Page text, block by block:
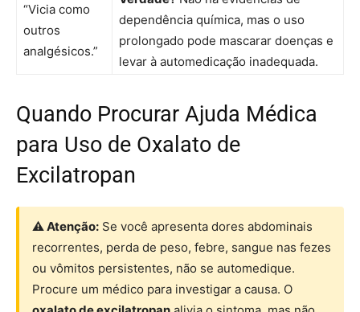
“Vicia como
outros
analgésicos.”
dependência química, mas o uso
prolongado pode mascarar doenças e
levar à automedicação inadequada.
Quando Procurar Ajuda Médica
para Uso de Oxalato de
Excilatropan
⚠ Atenção: Se você apresenta dores abdominais
recorrentes, perda de peso, febre, sangue nas fezes
ou vômitos persistentes, não se automedique.
Procure um médico para investigar a causa. O